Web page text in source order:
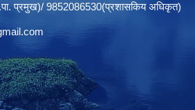
प्रमुख)/ 9852086530(प्रशासकिय अधिकृत)